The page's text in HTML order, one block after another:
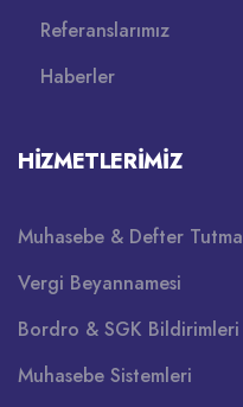
Referanslarımız
Haberler
HIZMETLERIMIZ
Muhasebe & Defter Tutma
Vergi Beyannamesi
Bordro & SGK Bildirimleri
Muhasebe Sistemleri